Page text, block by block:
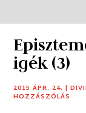
igék (3)
2015 ÁPR. 24. |
HOZZÁSZÓLÁS